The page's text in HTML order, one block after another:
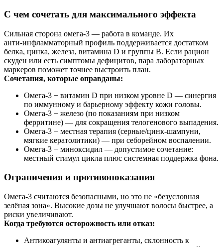
С чем сочетать для максимального эффекта
Сильная сторона омега‑3 — работа в команде. Их
анти‑инфламматорный профиль поддерживается достатком
белка, цинка, железа, витамина D и группы B. Если рацион
скуден или есть симптомы дефицитов, пара лабораторных
маркеров поможет точнее выстроить план.
Сочетания, которые оправданы:
Омега‑3 + витамин D при низком уровне D — синергия
по иммунному и барьерному эффекту кожи головы.
Омега‑3 + железо (по показаниям при низком
ферритине) — для сокращения телогенового выпадения.
Омега‑3 + местная терапия (серные/цинк‑шампуни,
мягкие кератолитики) — при себорейном воспалении.
Омега‑3 + миноксидил — допустимое сочетание:
местный стимул цикла плюс системная поддержка фона.
Ограничения и противопоказания
Омега‑3 считаются безопасными, но это не «безусловная
зелёная зона». Высокие дозы не улучшают волосы быстрее, а
риски увеличивают.
Когда требуются осторожность или отказ:
Антикоагулянты и антиагреганты, склонность к